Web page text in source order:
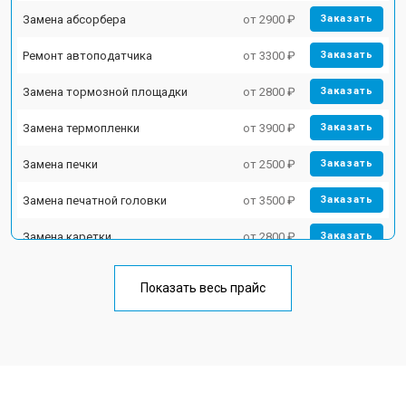
Замена абсорбера от 2900 ₽ Заказать
Ремонт автоподатчика от 3300 ₽ Заказать
Замена тормозной площадки от 2800 ₽ Заказать
Замена термопленки от 3900 ₽ Заказать
Замена печки от 2500 ₽ Заказать
Замена печатной головки от 3500 ₽ Заказать
Замена каретки от 2800 ₽ Заказать
Замена блока питания от 2500 ₽
Показать весь прайс